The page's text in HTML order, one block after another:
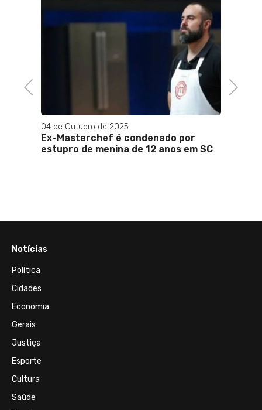
Previous
04 de Outubro de 2025
Ex-Masterchef é condenado por
estupro de menina de 12 anos em SC
Next
Notícias
Política
Cidades
Economia
Gerais
Justiça
Esporte
Cultura
Saúde